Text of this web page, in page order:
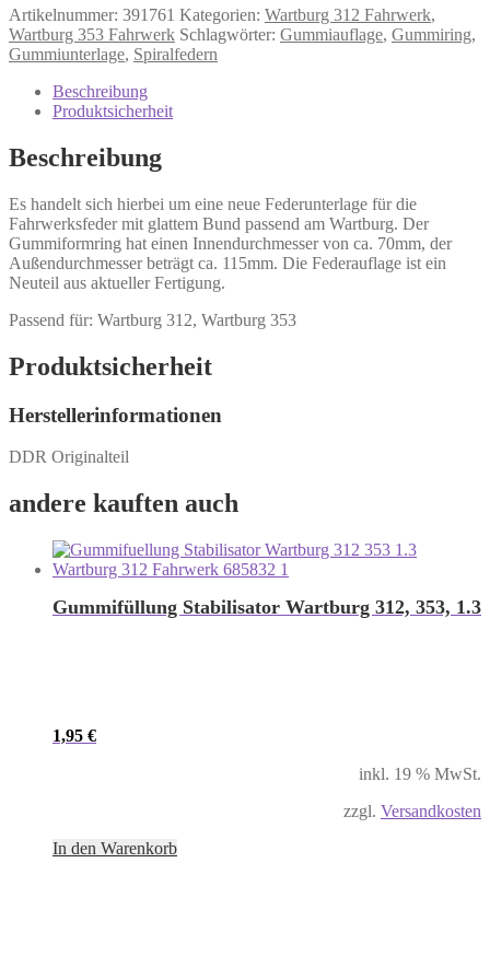
Artikelnummer: 391761 Kategorien: Wartburg 312 Fahrwerk,
Wartburg 353 Fahrwerk Schlagwörter: Gummiauflage, Gummiring,
Gummiunterlage, Spiralfedern
Beschreibung
Produktsicherheit
Beschreibung
Es handelt sich hierbei um eine neue Federunterlage für die
Fahrwerksfeder mit glattem Bund passend am Wartburg. Der
Gummiformring hat einen Innendurchmesser von ca. 70mm, der
Außendurchmesser beträgt ca. 115mm. Die Federauflage ist ein
Neuteil aus aktueller Fertigung.
Passend für: Wartburg 312, Wartburg 353
Produktsicherheit
Herstellerinformationen
DDR Originalteil
andere kauften auch
Gummifüllung Stabilisator Wartburg 312, 353, 1.3
1,95 €
inkl. 19 % MwSt.
zzgl. Versandkosten
In den Warenkorb